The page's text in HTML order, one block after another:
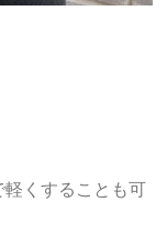
くすることも可